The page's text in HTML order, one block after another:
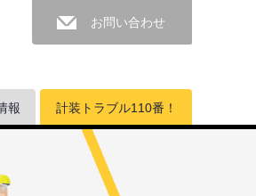
お問い合わせ
報 計装トラブル110番！